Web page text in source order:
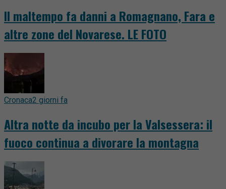
Il maltempo fa danni a Romagnano, Fara e
altre zone del Novarese. LE FOTO
Cronaca2 giorni fa
Altra notte da incubo per la Valsessera: il
fuoco continua a divorare la montagna